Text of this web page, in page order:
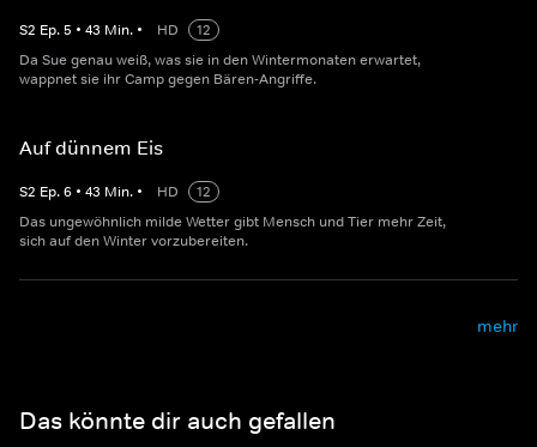
S2 Ep.5 • 43 Min. • HD
12
Da Sue genau weiß, was sie in den Wintermonaten erwartet,
wappnet sie ihr Camp gegen Bären-Angriffe.
Auf dünnem Eis
S2 Ep.6 • 43 Min. • HD
12
Das ungewöhnlich milde Wetter gibt Mensch und Tier mehr Zeit,
sich auf den Winter vorzubereiten.
mehr
Das könnte dir auch gefallen